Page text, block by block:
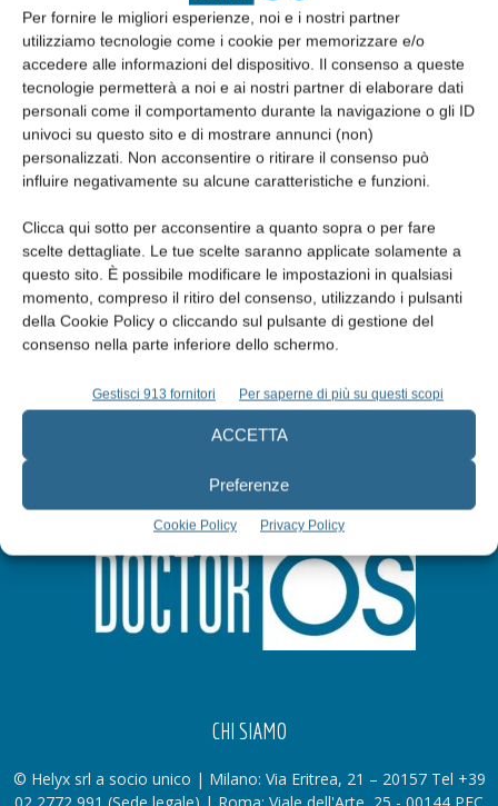
Per fornire le migliori esperienze, noi e i nostri partner
utilizziamo tecnologie come i cookie per memorizzare e/o
accedere alle informazioni del dispositivo. Il consenso a queste
tecnologie permetterà a noi e ai nostri partner di elaborare dati
personali come il comportamento durante la navigazione o gli ID
univoci su questo sito e di mostrare annunci (non)
personalizzati. Non acconsentire o ritirare il consenso può
influire negativamente su alcune caratteristiche e funzioni.
Clicca qui sotto per acconsentire a quanto sopra o per fare
scelte dettagliate. Le tue scelte saranno applicate solamente a
questo sito. È possibile modificare le impostazioni in qualsiasi
momento, compreso il ritiro del consenso, utilizzando i pulsanti
della Cookie Policy o cliccando sul pulsante di gestione del
consenso nella parte inferiore dello schermo.
Gestisci 913 fornitori Per saperne di più su questi scopi
ACCETTA
Preferenze
Cookie Policy Privacy Policy
Edicola web
Abbonati
Iscriviti alla newsletter
CHI SIAMO
© Helyx srl a socio unico | Milano: Via Eritrea, 21 – 20157 Tel +39